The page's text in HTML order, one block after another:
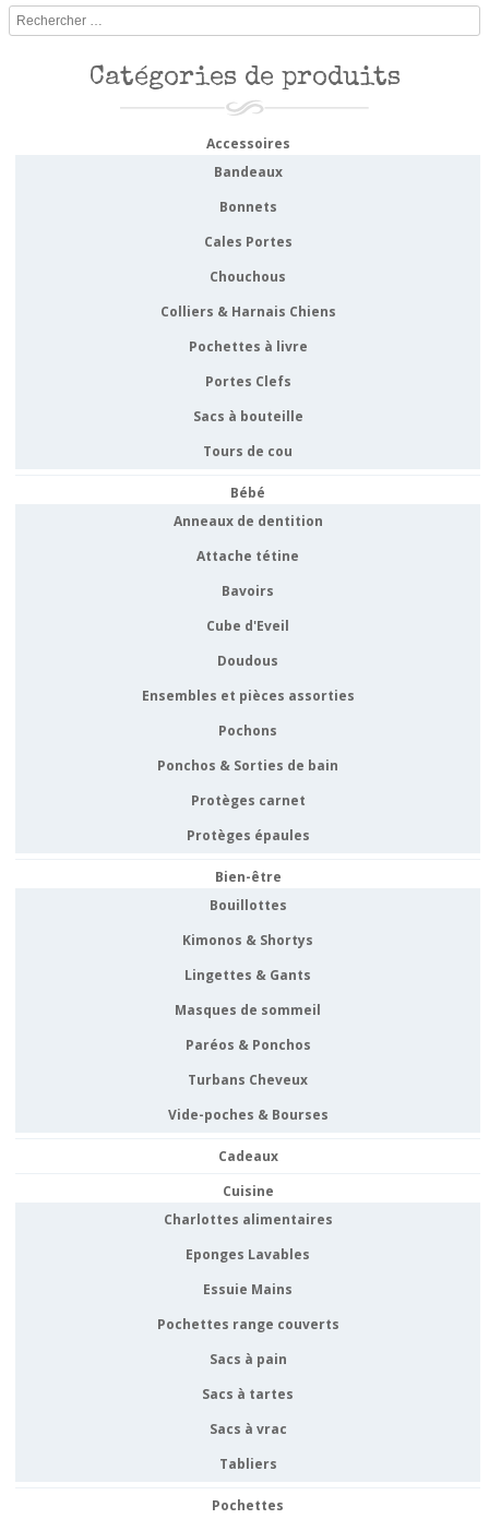
Rechercher
Catégories de produits
Accessoires
Bandeaux
Bonnets
Cales Portes
Chouchous
Colliers & Harnais Chiens
Pochettes à livre
Portes Clefs
Sacs à bouteille
Tours de cou
Bébé
Anneaux de dentition
Attache tétine
Bavoirs
Cube d'Eveil
Doudous
Ensembles et pièces assorties
Pochons
Ponchos & Sorties de bain
Protèges carnet
Protèges épaules
Bien-être
Bouillottes
Kimonos & Shortys
Lingettes & Gants
Masques de sommeil
Paréos & Ponchos
Turbans Cheveux
Vide-poches & Bourses
Cadeaux
Cuisine
Charlottes alimentaires
Eponges Lavables
Essuie Mains
Pochettes range couverts
Sacs à pain
Sacs à tartes
Sacs à vrac
Tabliers
Pochettes